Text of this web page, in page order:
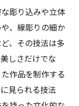
彫り込みや立体
、線彫りの細か
、その技法は多
しさだけでな
作品を制作する
見られる技法